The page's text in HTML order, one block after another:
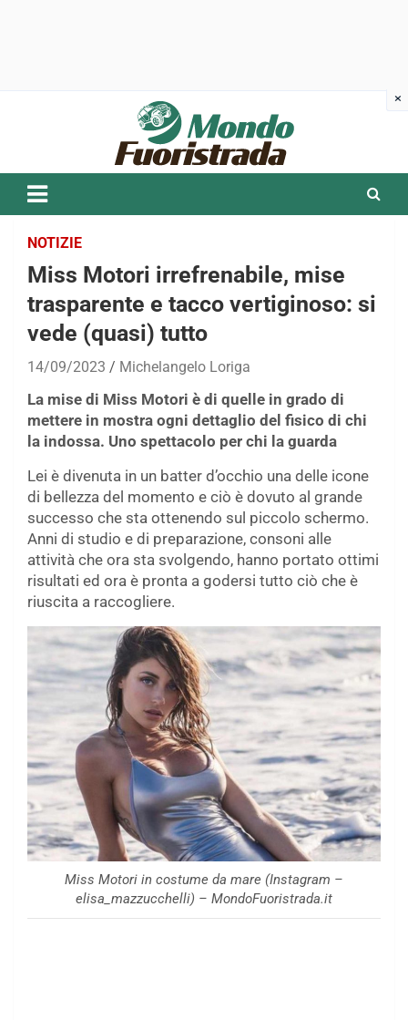
NOTIZIE
Miss Motori irrefrenabile, mise
trasparente e tacco vertiginoso: si
vede (quasi) tutto
14/09/2023 Michelangelo Loriga
La mise di Miss Motori è di quelle in grado di
mettere in mostra ogni dettaglio del fisico di chi
la indossa. Uno spettacolo per chi la guarda
Lei è divenuta in un batter d’occhio una delle icone
di bellezza del momento e ciò è dovuto al grande
successo che sta ottenendo sul piccolo schermo.
Anni di studio e di preparazione, consoni alle
attività che ora sta svolgendo, hanno portato ottimi
risultati ed ora è pronta a godersi tutto ciò che è
riuscita a raccogliere.
Miss Motori in costume da mare (Instagram –
elisa_mazzucchelli) – MondoFuoristrada.it